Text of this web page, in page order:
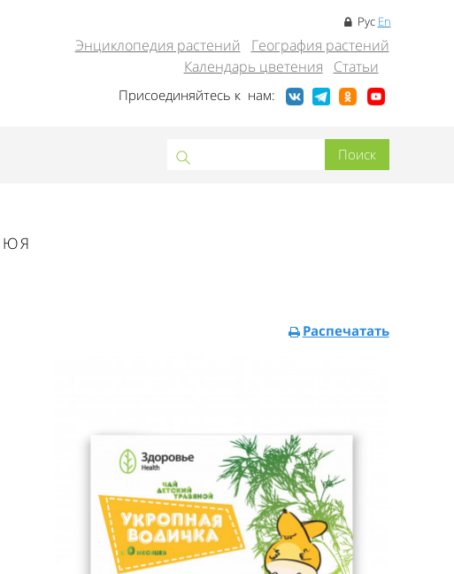
Рус En
Энциклопедия растений
География растений
Календарь цветения
Статьи
Присоединяйтесь к нам:
ЮЯ
Распечатать